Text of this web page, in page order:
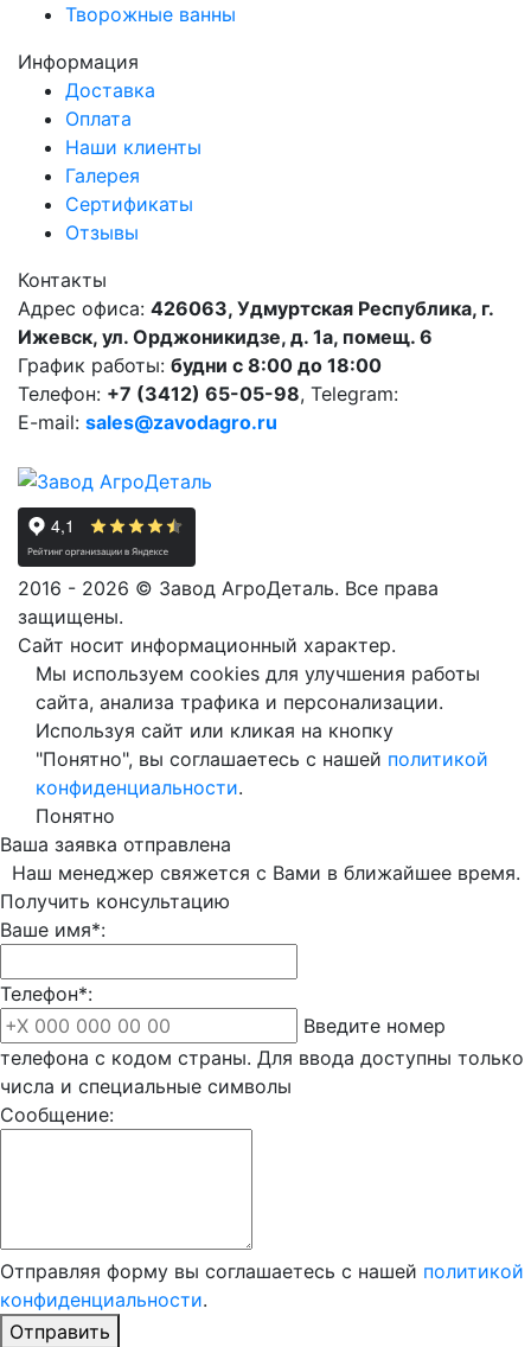
Творожные ванны
Информация
Доставка
Оплата
Наши клиенты
Галерея
Сертификаты
Отзывы
Контакты
Адрес офиса: 426063, Удмуртская Республика, г.
Ижевск, ул. Орджоникидзе, д. 1а, помещ. 6
График работы: будни с 8:00 до 18:00
Телефон: +7 (3412) 65-05-98, Telegram:
E-mail: sales@zavodagro.ru
2016 - 2026 © Завод АгроДеталь. Все права
защищены.
Сайт носит информационный характер.
Мы используем cookies для улучшения работы
сайта, анализа трафика и персонализации.
Используя сайт или кликая на кнопку
"Понятно", вы соглашаетесь с нашей политикой
конфиденциальности.
Понятно
Ваша заявка отправлена
Наш менеджер свяжется с Вами в ближайшее время.
Получить консультацию
Ваше имя*:
Телефон*:
Введите номер
телефона с кодом страны. Для ввода доступны только
числа и специальные символы
Сообщение:
Отправляя форму вы соглашаетесь с нашей политикой
конфиденциальности.
Отправить